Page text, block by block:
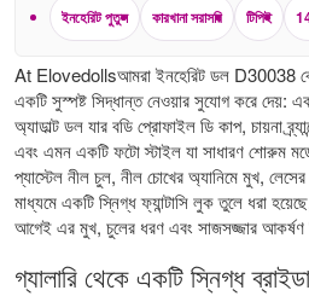
ইনহেরিট পুতুল কারখানা সরাসরি টিপিই
At Elovedollsআমরা ইনহেরিট ডল D30038
একটি সুস্পষ্ট সিদ্ধান্ত নেওয়ার সুযোগ করে দেয়:
অ্যাডাল্ট ডল যার বডি প্রোফাইল ডি কাপ, চায়না
এবং এমন একটি ফটো স্টাইল যা সাধারণ শোরুম
প্যাস্টেল নীল চুল, নীল চোখের অ্যানিমে মুখ, লেসের
মাধ্যমে একটি স্নিগ্ধ ফ্যান্টাসি লুক তুলে ধরা
আগেই এর মুখ, চুলের ধরণ এবং সাজসজ্জার আকর্ষণ
গ্যালারি থেকে একটি স্নিগ্ধ